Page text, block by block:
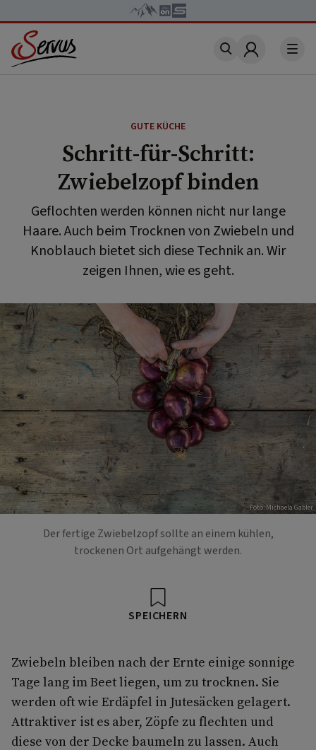
Account
GUTE KÜCHE
Schritt-für-Schritt:
Zwiebelzopf binden
Geflochten werden können nicht nur lange
Haare. Auch beim Trocknen von Zwiebeln und
Knoblauch bietet sich diese Technik an. Wir
zeigen Ihnen, wie es geht.
Foto: Michaela Gabler
Der fertige Zwiebelzopf sollte an einem kühlen,
trockenen Ort aufgehängt werden.
SPEICHERN
Zwiebeln bleiben nach der Ernte einige sonnige
Tage lang im Beet liegen, um zu trocknen. Sie
werden oft wie Erdäpfel in Jutesäcken gelagert.
Attraktiver ist es aber, Zöpfe zu flechten und
diese von der Decke baumeln zu lassen. Auch